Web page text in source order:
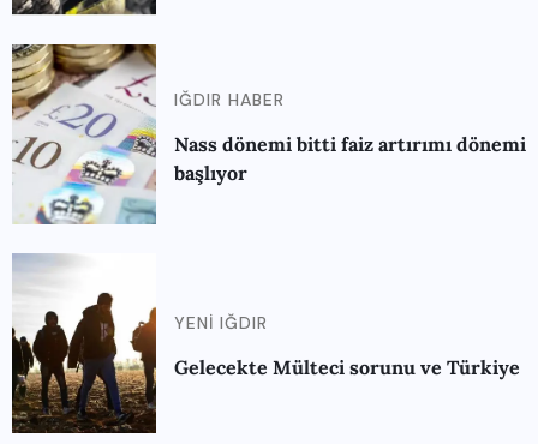
IĞDIR HABER
Nass dönemi bitti faiz artırımı dönemi
başlıyor
YENI IĞDIR
Gelecekte Mülteci sorunu ve Türkiye